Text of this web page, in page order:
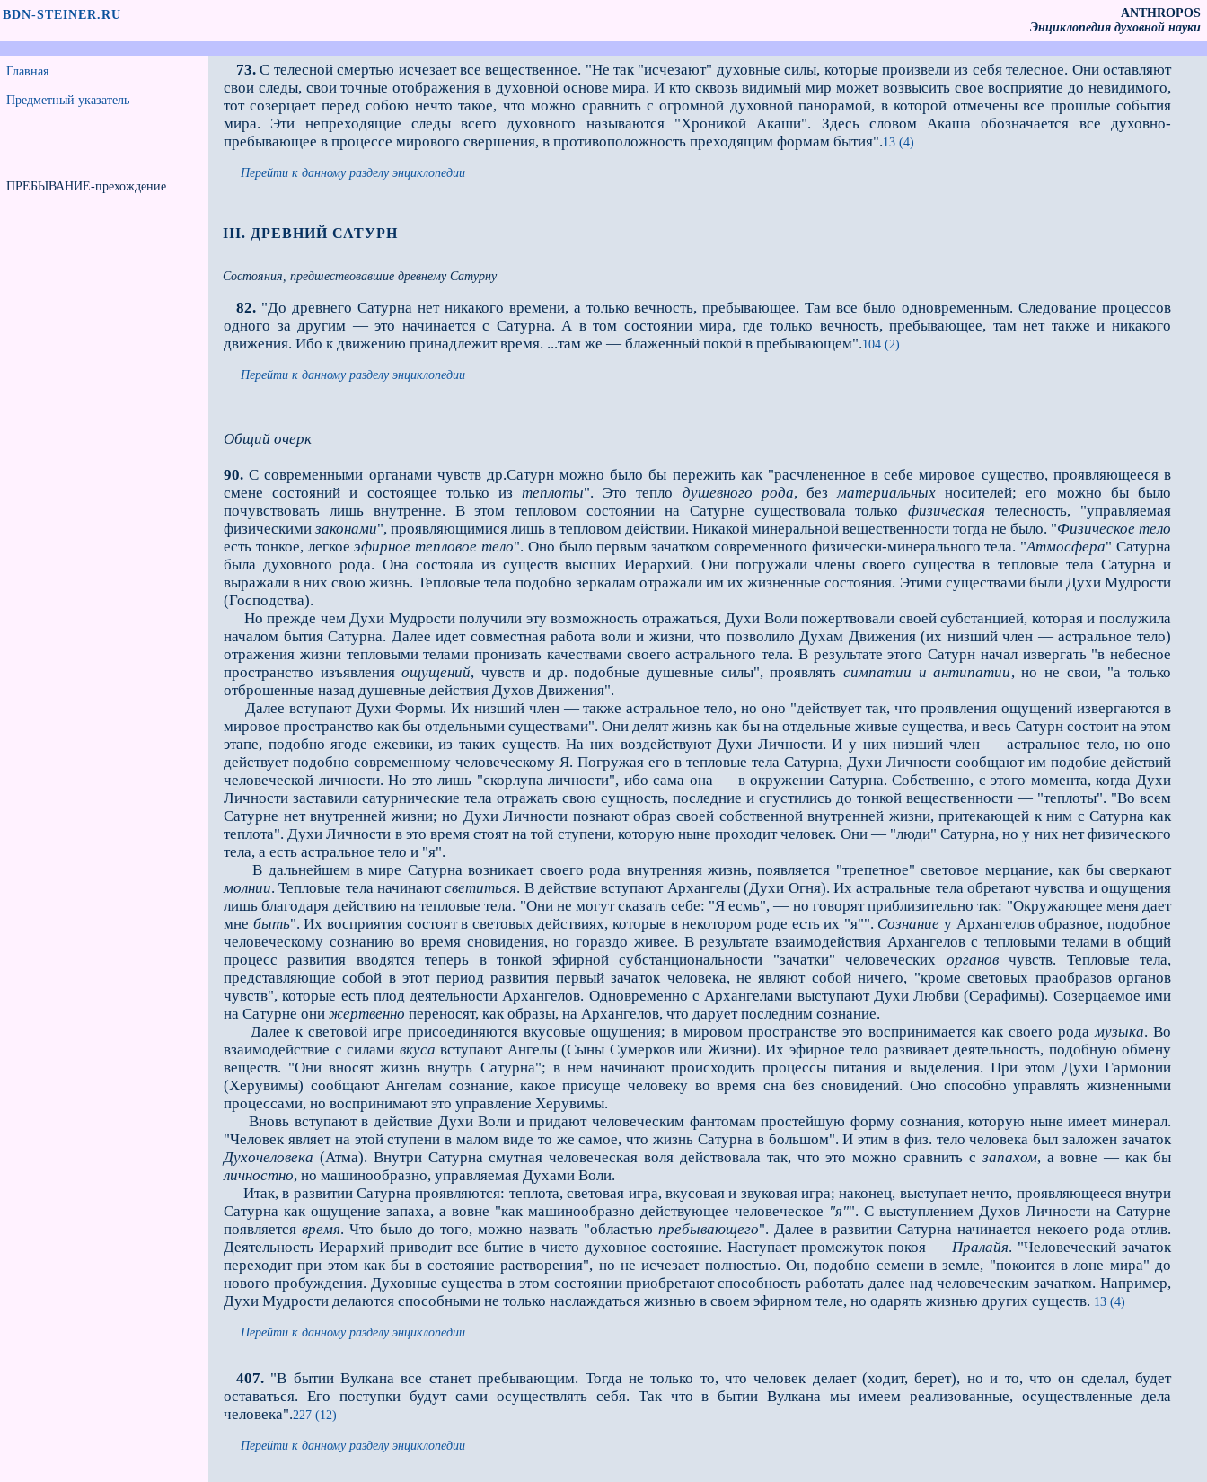
BDN-STEINER.RU
ANTHROPOS
Энциклопедия духовной науки
Главная
Предметный указатель
ПРЕБЫВАНИЕ-прехождение
73. С телесной смертью исчезает все вещественное. "Не так "исчезают" духовные силы, которые произвели из себя телесное. Они оставляют
свои следы, свои точные отображения в духовной основе мира. И кто сквозь видимый мир может возвысить свое восприятие до невидимого,
тот созерцает перед собою нечто такое, что можно сравнить с огромной духовной панорамой, в которой отмечены все прошлые события
мира. Эти непреходящие следы всего духовного называются "Хроникой Акаши". Здесь словом Акаша обозначается все духовно-
пребывающее в процессе мирового свершения, в противоположность преходящим формам бытия".13 (4)
Перейти к данному разделу энциклопедии
III. ДРЕВНИЙ САТУРН
Состояния, предшествовавшие древнему Сатурну
82. "До древнего Сатурна нет никакого времени, а только вечность, пребывающее. Там все было одновременным. Следование процессов
одного за другим — это начинается с Сатурна. А в том состоянии мира, где только вечность, пребывающее, там нет также и никакого
движения. Ибо к движению принадлежит время. ...там же — блаженный покой в пребывающем".104 (2)
Перейти к данному разделу энциклопедии
Общий очерк
90. С современными органами чувств др.Сатурн можно было бы пережить как "расчлененное в себе мировое существо, проявляющееся в
смене состояний и состоящее только изтеплоты". Это тепло душевного рода, безматериальных носителей; его можно бы было
почувствовать лишь внутренне. В этом тепловом состоянии на Сатурне существовала толькофизическая телесность, "управляемая
физическими законами", проявляющимися лишь в тепловом действии. Никакой минеральной вещественности тогда не было. "Физическое тело
есть тонкое, легкоеэфирное тепловое тело". Оно было первым зачатком современного физически-минерального тела. "Атмосфера" Сатурна
была духовного рода. Она состояла из существ высших Иерархий. Они погружали члены своего существа в тепловые тела Сатурна и
выражали в них свою жизнь. Тепловые тела подобно зеркалам отражали им их жизненные состояния. Этими существами были Духи Мудрости
(Господства).
Но прежде чем Духи Мудрости получили эту возможность отражаться, Духи Воли пожертвовали своей субстанцией, которая и послужила
началом бытия Сатурна. Далее идет совместная работа воли и жизни, что позволило Духам Движения (их низший член — астральное тело)
отражения жизни тепловыми телами пронизать качествами своего астрального тела. В результате этого Сатурн начал извергать "в небесное
пространство изъявленияощущений, чувств и др. подобные душевные силы", проявлятьсимпатии и антипатии, но не свои, "а только
отброшенные назад душевные действия Духов Движения".
Далее вступают Духи Формы. Их низший член — также астральное тело, но оно "действует так, что проявления ощущений извергаются в
мировое пространство как бы отдельными существами". Они делят жизнь как бы на отдельные живые существа, и весь Сатурн состоит на этом
этапе, подобно ягоде ежевики, из таких существ. На них воздействуют Духи Личности. И у них низший член — астральное тело, но оно
действует подобно современному человеческому Я. Погружая его в тепловые тела Сатурна, Духи Личности сообщают им подобие действий
человеческой личности. Но это лишь "скорлупа личности", ибо сама она — в окружении Сатурна. Собственно, с этого момента, когда Духи
Личности заставили сатурнические тела отражать свою сущность, последние и сгустились до тонкой вещественности — "теплоты". "Во всем
Сатурне нет внутренней жизни; но Духи Личности познают образ своей собственной внутренней жизни, притекающей к ним с Сатурна как
теплота". Духи Личности в это время стоят на той ступени, которую ныне проходит человек. Они — "люди" Сатурна, но у них нет физического
тела, а есть астральное тело и "я".
В дальнейшем в мире Сатурна возникает своего рода внутренняя жизнь, появляется "трепетное" световое мерцание, как бы сверкают
молнии. Тепловые тела начинаютсветиться. В действие вступают Архангелы (Духи Огня). Их астральные тела обретают чувства и ощущения
лишь благодаря действию на тепловые тела. "Они не могут сказать себе: "Я есмь", — но говорят приблизительно так: "Окружающее меня дает
мне быть". Их восприятия состоят в световых действиях, которые в некотором роде есть их "я"". Сознание у Архангелов образное, подобное
человеческому сознанию во время сновидения, но гораздо живее. В результате взаимодействия Архангелов с тепловыми телами в общий
процесс развития вводятся теперь в тонкой эфирной субстанциональности "зачатки" человеческих органовчувств. Тепловые тела,
представляющие собой в этот период развития первый зачаток человека, не являют собой ничего, "кроме световых праобразов органов
чувств", которые есть плод деятельности Архангелов. Одновременно с Архангелами выступают Духи Любви (Серафимы). Созерцаемое ими
на Сатурне они жертвенно переносят, как образы, на Архангелов, что дарует последним сознание.
Далее к световой игре присоединяются вкусовые ощущения; в мировом пространстве это воспринимается как своего родамузыка. Во
взаимодействие с силами вкуса вступают Ангелы (Сыны Сумерков или Жизни). Их эфирное тело развивает деятельность, подобную обмену
веществ. "Они вносят жизнь внутрь Сатурна"; в нем начинают происходить процессы питания и выделения. При этом Духи Гармонии
(Херувимы) сообщают Ангелам сознание, какое присуще человеку во время сна без сновидений. Оно способно управлять жизненными
процессами, но воспринимают это управление Херувимы.
Вновь вступают в действие Духи Воли и придают человеческим фантомам простейшую форму сознания, которую ныне имеет минерал.
"Человек являет на этой ступени в малом виде то же самое, что жизнь Сатурна в большом". И этим в физ. тело человека был заложен зачаток
Духочеловека (Атма). Внутри Сатурна смутная человеческая воля действовала так, что это можно сравнить с запахом, а вовне — как бы
личностно, но машинообразно, управляемая Духами Воли.
Итак, в развитии Сатурна проявляются: теплота, световая игра, вкусовая и звуковая игра; наконец, выступает нечто, проявляющееся внутри
Сатурна как ощущение запаха, а вовне "как машинообразно действующее человеческое "я"". С выступлением Духов Личности на Сатурне
появляетсявремя. Что было до того, можно назвать "областьюпребывающего". Далее в развитии Сатурна начинается некоего рода отлив.
Деятельность Иерархий приводит все бытие в чисто духовное состояние. Наступает промежуток покоя —Пралайя. "Человеческий зачаток
переходит при этом как бы в состояние растворения", но не исчезает полностью. Он, подобно семени в земле, "покоится в лоне мира" до
нового пробуждения. Духовные существа в этом состоянии приобретают способность работать далее над человеческим зачатком. Например,
Духи Мудрости делаются способными не только наслаждаться жизнью в своем эфирном теле, но одарять жизнью других существ. 13 (4)
Перейти к данному разделу энциклопедии
407. "В бытии Вулкана все станет пребывающим. Тогда не только то, что человек делает (ходит, берет), но и то, что он сделал, будет
оставаться. Его поступки будут сами осуществлять себя. Так что в бытии Вулкана мы имеем реализованные, осуществленные дела
человека".227 (12)
Перейти к данному разделу энциклопедии